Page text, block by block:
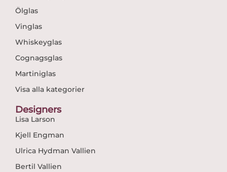
Ölglas
Vinglas
Whiskeyglas
Cognagsglas
Martiniglas
Visa alla kategorier
Designers
Lisa Larson
Kjell Engman
Ulrica Hydman Vallien
Bertil Vallien